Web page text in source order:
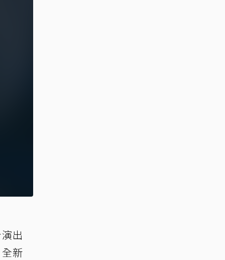
出
新